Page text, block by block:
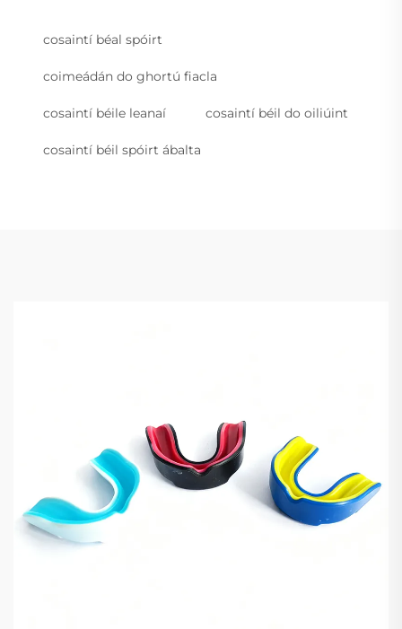
cosaintí béal spóirt
coimeádán do ghortú fiacla
cosaintí béile leanaí cosaintí béil do oiliúint
cosaintí béil spóirt ábalta